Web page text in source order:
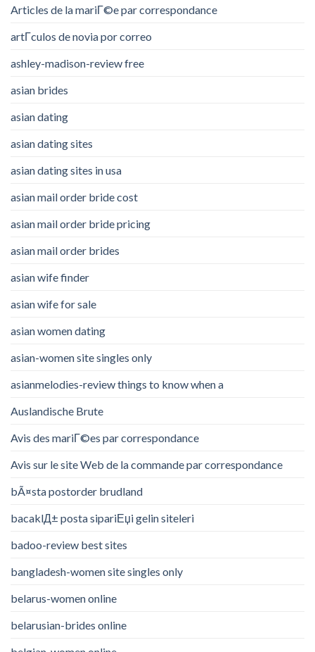
Articles de la mariГ©e par correspondance
artГ­culos de novia por correo
ashley-madison-review free
asian brides
asian dating
asian dating sites
asian dating sites in usa
asian mail order bride cost
asian mail order bride pricing
asian mail order brides
asian wife finder
asian wife for sale
asian women dating
asian-women site singles only
asianmelodies-review things to know when a
Auslandische Brute
Avis des mariГ©es par correspondance
Avis sur le site Web de la commande par correspondance
bÃ¤sta postorder brudland
bacaklД± posta sipariЕџi gelin siteleri
badoo-review best sites
bangladesh-women site singles only
belarus-women online
belarusian-brides online